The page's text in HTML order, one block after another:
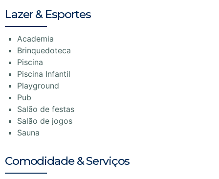
Lazer & Esportes
Academia
Brinquedoteca
Piscina
Piscina Infantil
Playground
Pub
Salão de festas
Salão de jogos
Sauna
Comodidade & Serviços